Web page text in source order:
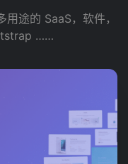
途的 SaaS，软件，
……